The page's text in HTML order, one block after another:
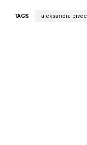
TAGS aleksandra pivec